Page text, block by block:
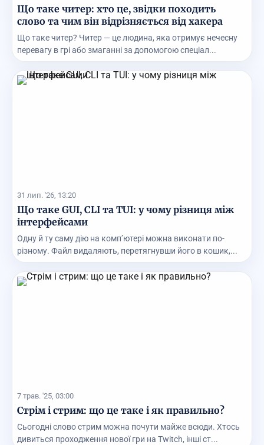
Що таке читер: хто це, звідки походить
слово та чим він відрізняється від хакера
Що таке читер? Читер — це людина, яка отримує нечесну
перевагу в грі або змаганні за допомогою спеціал...
31 лип. '26, 13:20
Що таке GUI, CLI та TUI: у чому різниця між
інтерфейсами
Одну й ту саму дію на комп’ютері можна виконати по-
різному. Файл видаляють, перетягнувши його в кошик,...
7 трав. '25, 03:00
Стрім і стрим: що це таке і як правильно?
Сьогодні слово стрим можна почути майже всюди. Хтось
дивиться проходження нової гри на Twitch, інші ст...